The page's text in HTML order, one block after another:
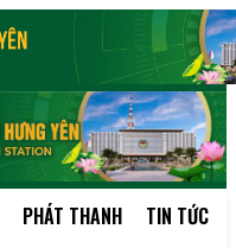
PHÁT THANH TIN TỨC